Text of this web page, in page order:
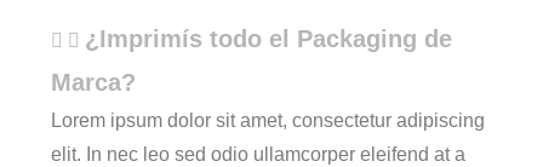
¿Imprimís todo el Packaging de
Marca?
Lorem ipsum dolor sit amet, consectetur adipiscing
elit. In nec leo sed odio ullamcorper eleifend at a